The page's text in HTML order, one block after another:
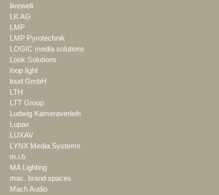
livewelt
LK AG
LMP
LMP Pyrotechnik
LOGIC media solutions
Look Solutions
loop light
loud GmbH
LTH
LTT Group
Ludwig Kameraverleih
Lupax
LUXAV
LYNX Media Systems
m.i.b
MA Lighting
mac. brand spaces
Mach Audio